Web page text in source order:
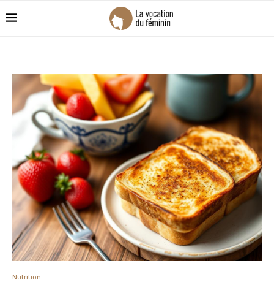
Nutrition